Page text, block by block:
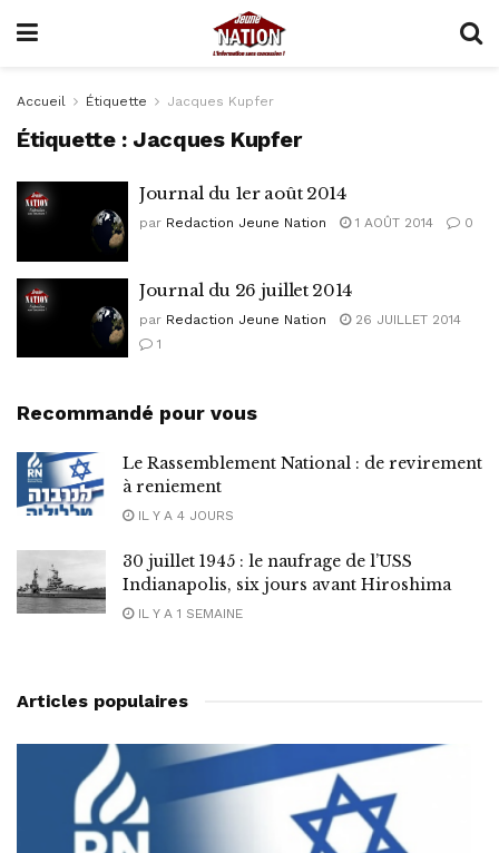
Accueil Étiquette Jacques Kupfer
Étiquette : Jacques Kupfer
Journal du 1er août 2014
par Redaction Jeune Nation 1 AOÛT 2014 0
Journal du 26 juillet 2014
par Redaction Jeune Nation
26 JUILLET 2014
1
Recommandé pour vous
Le Rassemblement National : de revirement
à reniement
IL Y A 4 JOURS
30 juillet 1945 : le naufrage de l’USS
Indianapolis, six jours avant Hiroshima
IL Y A 1 SEMAINE
Articles populaires